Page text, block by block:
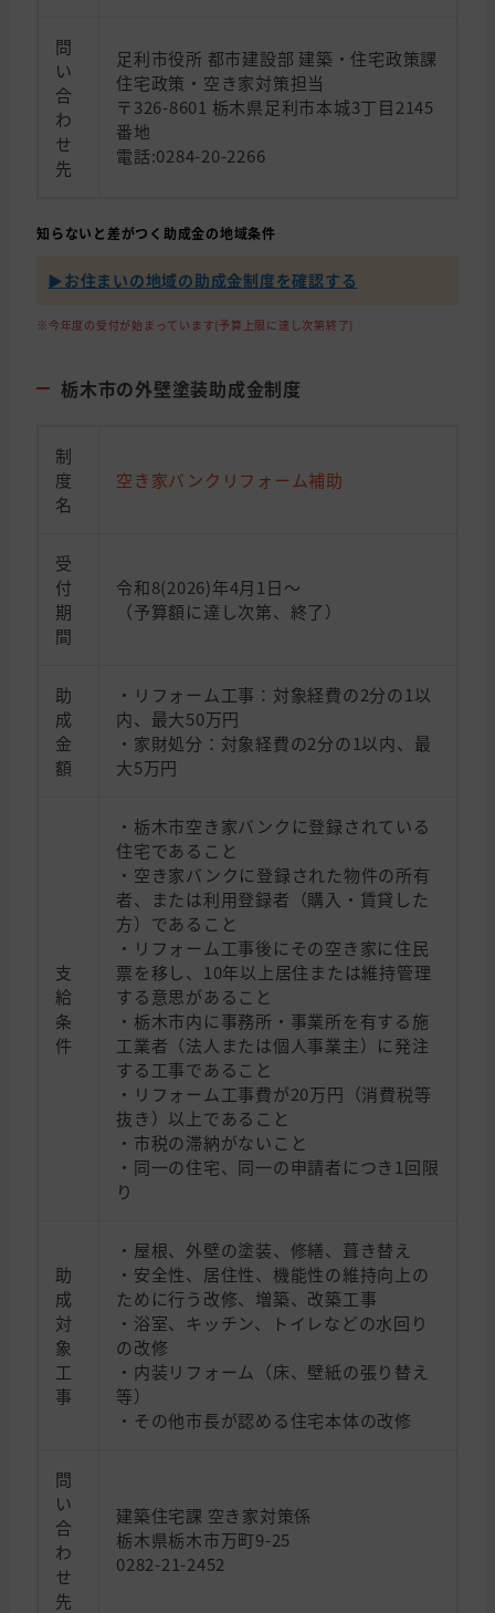
問
い
合
わ
せ
先
足利市役所 都市建設部 建築・住宅政策課
住宅政策・空き家対策担当
〒326-8601 栃木県足利市本城3丁目2145
番地
電話:0284-20-2266
知らないと差がつく助成金の地域条件
▶︎お住まいの地域の助成金制度を確認する
※今年度の受付が始まっています(予算上限に達し次第終了)
栃木市の外壁塗装助成金制度
制
度
名
空き家バンクリフォーム補助
受
付
期
間
令和8(2026)年4月1日～
（予算額に達し次第、終了）
助
成
金
額
・リフォーム工事：対象経費の2分の1以
内、最大50万円
・家財処分：対象経費の2分の1以内、最
大5万円
支
給
条
件
・栃木市空き家バンクに登録されている
住宅であること
・空き家バンクに登録された物件の所有
者、または利用登録者（購入・賃貸した
方）であること
・リフォーム工事後にその空き家に住民
票を移し、10年以上居住または維持管理
する意思があること
・栃木市内に事務所・事業所を有する施
工業者（法人または個人事業主）に発注
する工事であること
・リフォーム工事費が20万円（消費税等
抜き）以上であること
・市税の滞納がないこと
・同一の住宅、同一の申請者につき1回限
り
助
成
対
象
工
事
・屋根、外壁の塗装、修繕、葺き替え
・安全性、居住性、機能性の維持向上の
ために行う改修、増築、改築工事
・浴室、キッチン、トイレなどの水回り
の改修
・内装リフォーム（床、壁紙の張り替え
等）
・その他市長が認める住宅本体の改修
問
い
合
わ
せ
先
建築住宅課 空き家対策係
栃木県栃木市万町9-25
0282-21-2452